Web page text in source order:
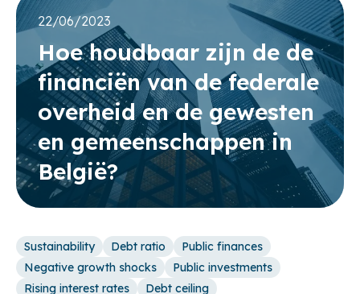
Hoe houd­baar zijn de de
finan­ci­ën van de fede­ra­le
over­heid en de gewes­ten
en gemeen­schap­pen in
Bel­gië?
22/06/2023
Sustainability Debt ratio
Public finances
Negative growth shocks
Public investments
Rising interest rates
Debt ceiling